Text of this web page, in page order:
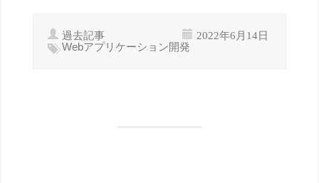
過去記事 2022年6月14日
Webアプリケーション開発